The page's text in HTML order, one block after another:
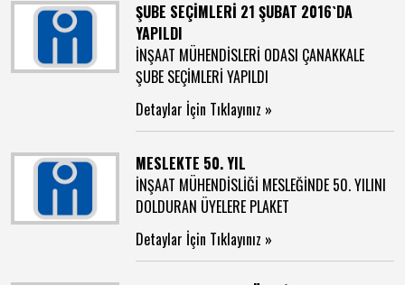
ŞUBE SEÇİMLERİ 21 ŞUBAT 2016`DA
YAPILDI
İNŞAAT MÜHENDİSLERİ ODASI ÇANAKKALE
ŞUBE SEÇİMLERİ YAPILDI
Detaylar İçin Tıklayınız »
MESLEKTE 50. YIL
İNŞAAT MÜHENDİSLİĞİ MESLEĞİNDE 50. YILINI
DOLDURAN ÜYELERE PLAKET
Detaylar İçin Tıklayınız »